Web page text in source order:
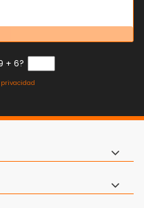
UTO OG20
1.899,00 €
-12%